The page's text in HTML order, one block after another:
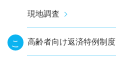
現地調査
こ 高齢者向け返済特例制度